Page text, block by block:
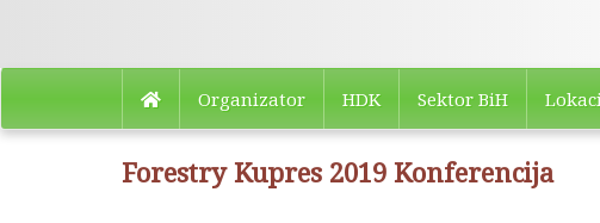
Organizator HDK Sektor BiH
Forestry Kupres 2019 Konferencija